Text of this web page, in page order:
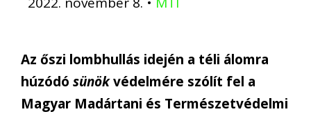
Az őszi lombhullás idején a téli álomra
húzódó sünökvédelmére szólít fel a
Magyar Madártani és Természetvédelmi